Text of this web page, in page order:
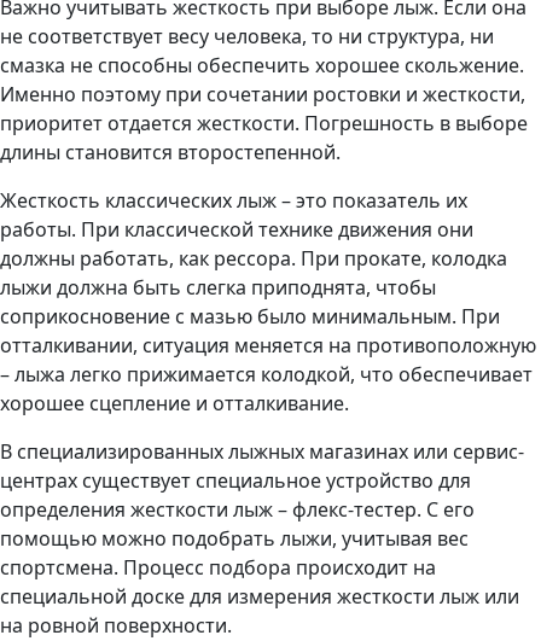
Важно учитывать жесткость при выборе лыж. Если она
не соответствует весу человека, то ни структура, ни
смазка не способны обеспечить хорошее скольжение.
Именно поэтому при сочетании ростовки и жесткости,
приоритет отдается жесткости. Погрешность в выборе
длины становится второстепенной.
Жесткость классических лыж – это показатель их
работы. При классической технике движения они
должны работать, как рессора. При прокате, колодка
лыжи должна быть слегка приподнята, чтобы
соприкосновение с мазью было минимальным. При
отталкивании, ситуация меняется на противоположную
– лыжа легко прижимается колодкой, что обеспечивает
хорошее сцепление и отталкивание.
В специализированных лыжных магазинах или сервис-
центрах существует специальное устройство для
определения жесткости лыж – флекс-тестер. С его
помощью можно подобрать лыжи, учитывая вес
спортсмена. Процесс подбора происходит на
специальной доске для измерения жесткости лыж или
на ровной поверхности.